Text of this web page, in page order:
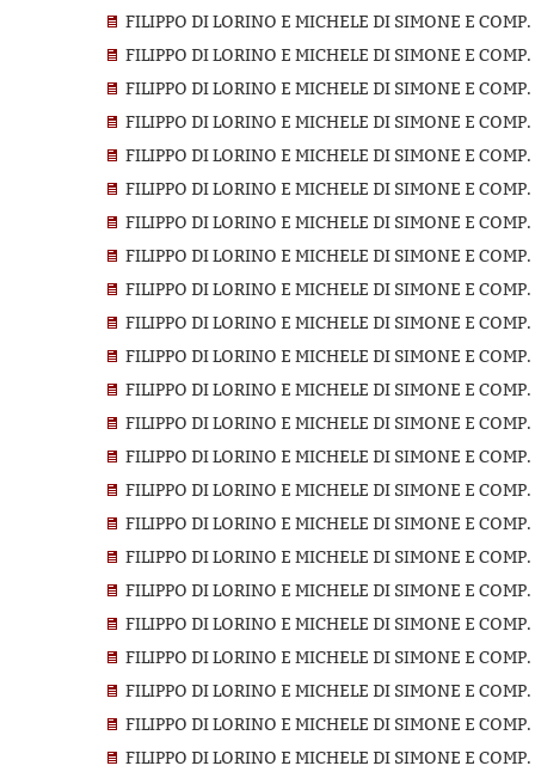
FILIPPO DI LORINO E MICHELE DI SIMONE E
FILIPPO DI LORINO E MICHELE DI SIMONE E
FILIPPO DI LORINO E MICHELE DI SIMONE E
FILIPPO DI LORINO E MICHELE DI SIMONE E
FILIPPO DI LORINO E MICHELE DI SIMONE E
FILIPPO DI LORINO E MICHELE DI SIMONE E
FILIPPO DI LORINO E MICHELE DI SIMONE E
FILIPPO DI LORINO E MICHELE DI SIMONE E
FILIPPO DI LORINO E MICHELE DI SIMONE E
FILIPPO DI LORINO E MICHELE DI SIMONE E
FILIPPO DI LORINO E MICHELE DI SIMONE E
FILIPPO DI LORINO E MICHELE DI SIMONE E
FILIPPO DI LORINO E MICHELE DI SIMONE E
FILIPPO DI LORINO E MICHELE DI SIMONE E
FILIPPO DI LORINO E MICHELE DI SIMONE E
FILIPPO DI LORINO E MICHELE DI SIMONE E
FILIPPO DI LORINO E MICHELE DI SIMONE E
FILIPPO DI LORINO E MICHELE DI SIMONE E
FILIPPO DI LORINO E MICHELE DI SIMONE E
FILIPPO DI LORINO E MICHELE DI SIMONE E
FILIPPO DI LORINO E MICHELE DI SIMONE E
FILIPPO DI LORINO E MICHELE DI SIMONE E
FILIPPO DI LORINO E MICHELE DI SIMONE E